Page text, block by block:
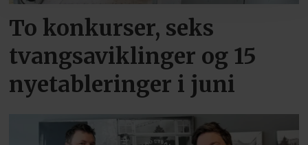
To konkurser, seks
tvangsaviklinger og 15
nyetableringer i juni